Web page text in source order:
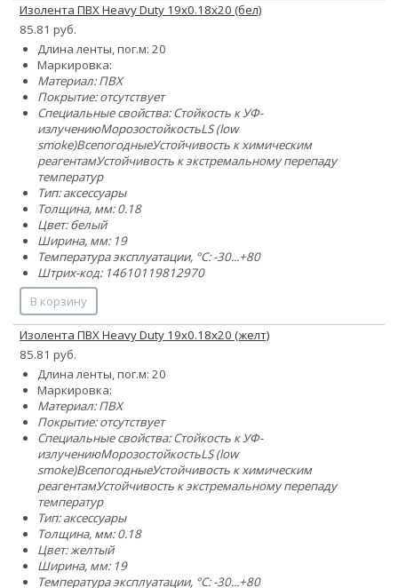
Изолента ПВХ Heavy Duty 19х0.18х20 (бел)
85.81 руб.
Длина ленты, пог.м: 20
Маркировка:
Материал: ПВХ
Покрытие: отсутствует
Специальные свойства:Стойкость к УФ-
излучениюМорозостойкостьLS (low
smoke)ВсепогодныеУстойчивость к химическим
реагентамУстойчивость к экстремальному перепаду
температур
Тип: аксессуары
Толщина, мм: 0.18
Цвет: белый
Ширина, мм: 19
Температура эксплуатации, °C: -30...+80
Штрих-код: 14610119812970
В корзину
Изолента ПВХ Heavy Duty 19х0.18х20 (желт)
85.81 руб.
Длина ленты, пог.м: 20
Маркировка:
Материал: ПВХ
Покрытие: отсутствует
Специальные свойства:Стойкость к УФ-
излучениюМорозостойкостьLS (low
smoke)ВсепогодныеУстойчивость к химическим
реагентамУстойчивость к экстремальному перепаду
температур
Тип: аксессуары
Толщина, мм: 0.18
Цвет: желтый
Ширина, мм: 19
Температура эксплуатации, °C: -30...+80